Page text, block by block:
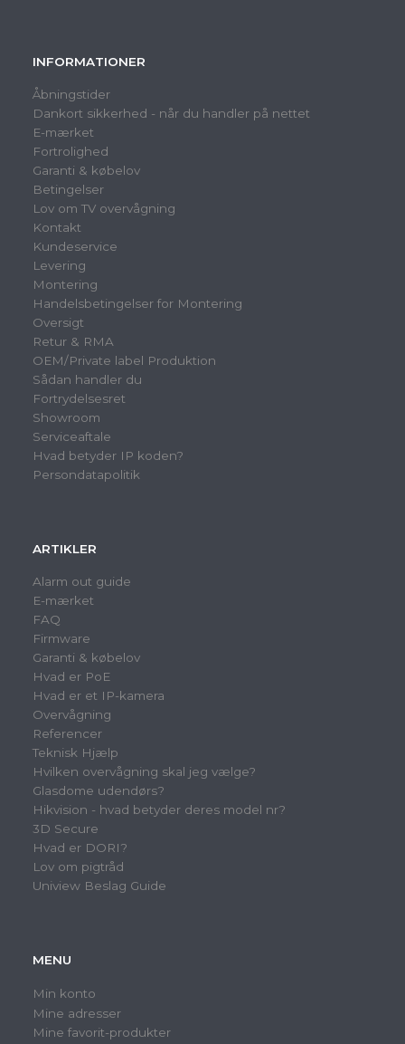
INFORMATIONER
Åbningstider
Dankort sikkerhed - når du handler på nettet
E-mærket
Fortrolighed
Garanti & købelov
Betingelser
Lov om TV overvågning
Kontakt
Kundeservice
Levering
Montering
Handelsbetingelser for Montering
Oversigt
Retur & RMA
OEM/Private label Produktion
Sådan handler du
Fortrydelsesret
Showroom
Serviceaftale
Hvad betyder IP koden?
Persondatapolitik
ARTIKLER
Alarm out guide
E-mærket
FAQ
Firmware
Garanti & købelov
Hvad er PoE
Hvad er et IP-kamera
Overvågning
Referencer
Teknisk Hjælp
Hvilken overvågning skal jeg vælge?
Glasdome udendørs?
Hikvision - hvad betyder deres model nr?
3D Secure
Hvad er DORI?
Lov om pigtråd
Uniview Beslag Guide
MENU
Min konto
Mine adresser
Mine favorit-produkter